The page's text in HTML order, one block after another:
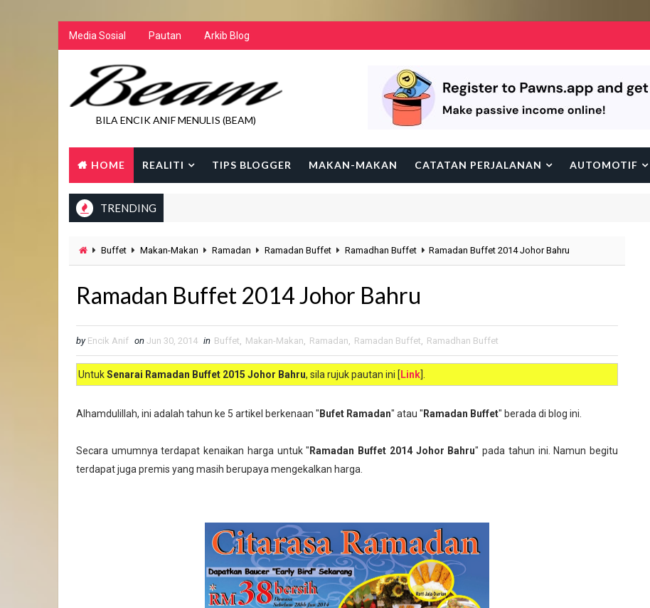
Media Sosial Pautan Arkib Blog
BILA ENCIK ANIF MENULIS (BEAM)
HOME REALITI TIPS BLOGGER MAKAN-MAKAN CATATAN PERJALANAN AUTOMOTIF
TRENDING
Buffet Makan-Makan Ramadan Ramadan Buffet Ramadhan Buffet Ramadan Buffet 2014 Johor Bahru
Ramadan Buffet 2014 Johor Bahru
by Encik Anif on Jun 30, 2014 in Buffet, Makan-Makan, Ramadan, Ramadan Buffet, Ramadhan Buffet
UntukSenarai Ramadan Buffet 2015 Johor Bahru, sila rujuk pautan ini [ Link
Alhamdulillah, ini adalah tahun ke 5 artikel berkenaan " Bufet Ramadan" atau " Ramadan Buffet" berada di blog ini.
Secara umumnya terdapat kenaikan harga untuk " Ramadan Buffet 2014 Johor Bahru" pada tahun ini. Namun begitu
terdapat juga premis yang masih berupaya mengekalkan harga.